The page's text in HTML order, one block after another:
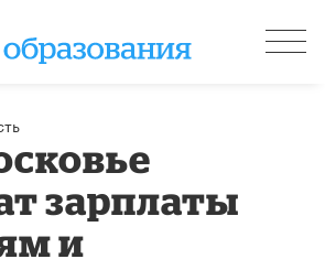
зарплаты
и